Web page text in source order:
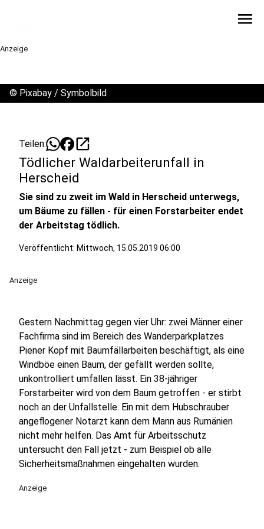
menu
Anzeige
© Pixabay / Symbolbild
Teilen: open_in_new
Tödlicher Waldarbeiterunfall in
Herscheid
Sie sind zu zweit im Wald in Herscheid unterwegs,
um Bäume zu fällen - für einen Forstarbeiter endet
der Arbeitstag tödlich.
Veröffentlicht: Mittwoch, 15.05.2019 06:00
Anzeige
Gestern Nachmittag gegen vier Uhr: zwei Männer einer
Fachfirma sind im Bereich des Wanderparkplatzes
Piener Kopf mit Baumfällarbeiten beschäftigt, als eine
Windböe einen Baum, der gefällt werden sollte,
unkontrolliert umfallen lässt. Ein 38-jähriger
Forstarbeiter wird von dem Baum getroffen - er stirbt
noch an der Unfallstelle. Ein mit dem Hubschrauber
angeflogener Notarzt kann dem Mann aus Rumänien
nicht mehr helfen. Das Amt für Arbeitsschutz
untersucht den Fall jetzt - zum Beispiel ob alle
Sicherheitsmaßnahmen eingehalten wurden.
Anzeige